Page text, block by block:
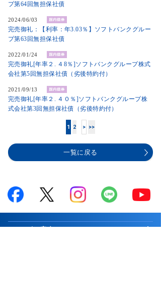
プ第64回無担保社債
2024/06/03
完売御礼：【利率：年3.03％】ソフトバンクグルー
プ第63回無担保社債
2022/01/24
完売御礼[年率２. ４8％]ソフトバンクグループ株式
会社第5回無担保社債（劣後特約付）
2021/09/13
完売御礼[年率２. ４０％]ソフトバンクグループ株
式会社第3回無担保社債（劣後特約付）
1 2 > >>
一覧に戻る